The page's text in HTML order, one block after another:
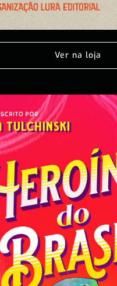
Ver na loja